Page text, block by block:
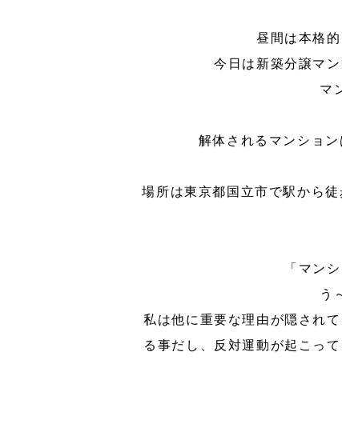
昼間は本格
今日は新築分譲マ
マ
解体されるマンショ
場所は東京都国立市で駅から
「マン
う
私は他に重要な理由が隠され
る事だし、反対運動が起こっ